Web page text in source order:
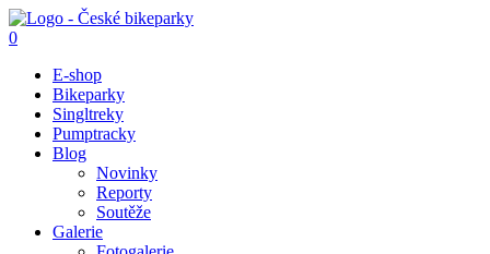
0
E-shop
Bikeparky
Singltreky
Pumptracky
Blog
Novinky
Reporty
Soutěže
Galerie